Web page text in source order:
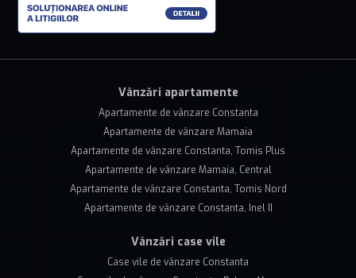
Vânzări apartamente
Apartamente de vânzare Constanta
Apartamente de vânzare Mamaia
Apartamente de vânzare Constanta, Tomis Plus
Apartamente de vânzare Mamaia, Central
Apartamente de vânzare Constanta, Tomis Nord
Apartamente de vânzare Constanta, Inel II
Vânzări case vile
Case vile de vânzare Constanta